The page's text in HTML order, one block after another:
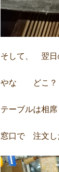
そして、 翌
やな どこ？
テーブルは相席
窓口で 注文